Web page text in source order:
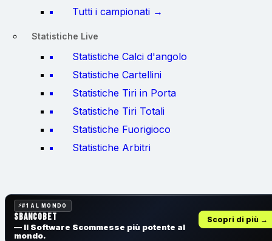
Tutti i campionati →
Statistiche Live
Statistiche Calci d'angolo
Statistiche Cartellini
Statistiche Tiri in Porta
Statistiche Tiri Totali
Statistiche Fuorigioco
Statistiche Arbitri
#1 AL MONDO
SbancoBet
— Il Software Scommesse più potente al
mondo.
Scopri di più →